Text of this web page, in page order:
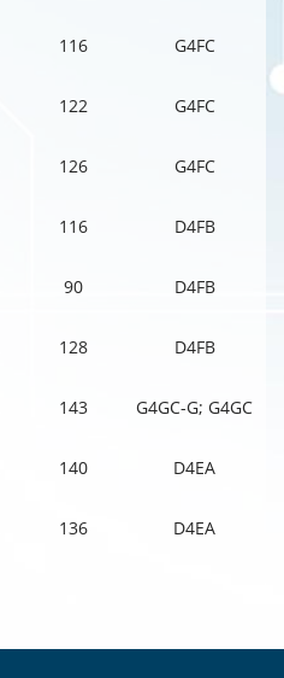
116 G4FC
122 G4FC
126 G4FC
116 D4FB
90 D4FB
128 D4FB
143 G4GC-G; G4GC
140 D4EA
136 D4EA